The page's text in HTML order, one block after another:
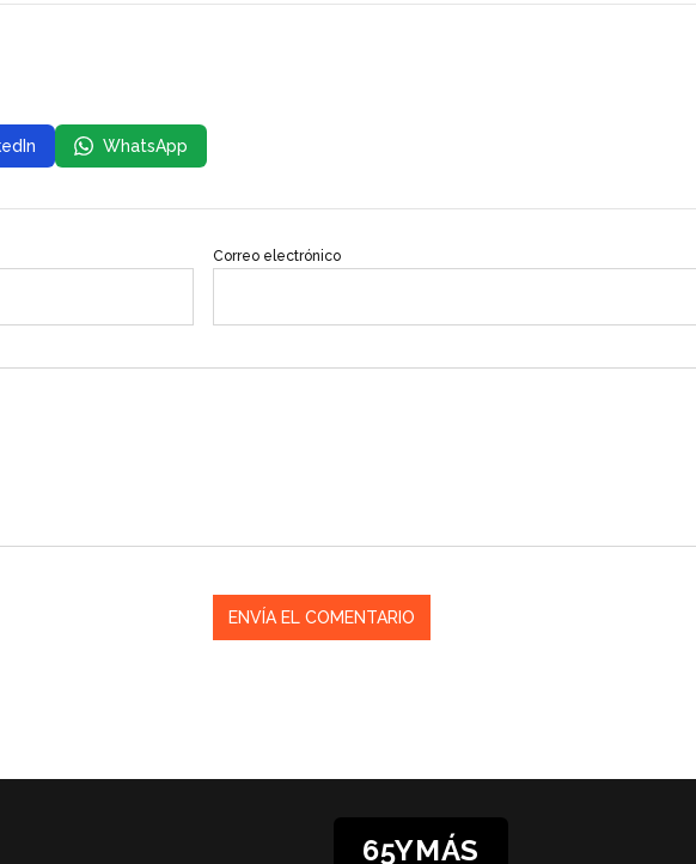
WhatsApp
Correo electrónico
65YMÁS